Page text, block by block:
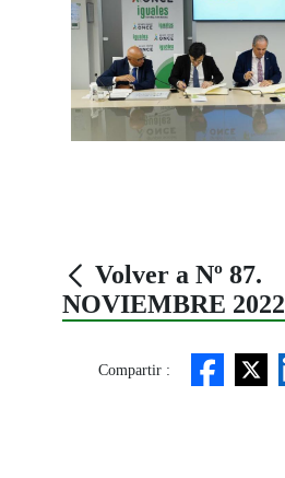
Volver a Nº 87.
NOVIEMBRE 2022
Compartir :